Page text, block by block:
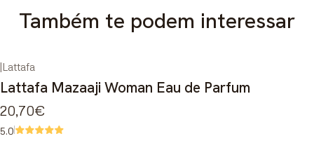
Também te podem interessar
|Lattafa
Lattafa Mazaaji Woman Eau de Parfum
20,70€
5.0